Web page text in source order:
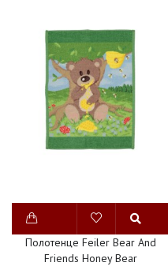
Полотенце Feiler Bear And
Friends Honey Bear